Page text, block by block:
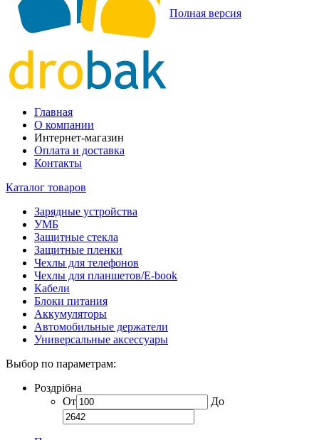
Полная версия
Главная
О компании
Интернет-магазин
Оплата и доставка
Контакты
Каталог товаров
Зарядные устройства
УМБ
Защитные стекла
Защитные пленки
Чехлы для телефонов
Чехлы для планшетов/E-book
Кабели
Блоки питания
Аккумуляторы
Автомобильные держатели
Универсальные аксессуары
Выбор по параметрам:
Роздрібна
От
До